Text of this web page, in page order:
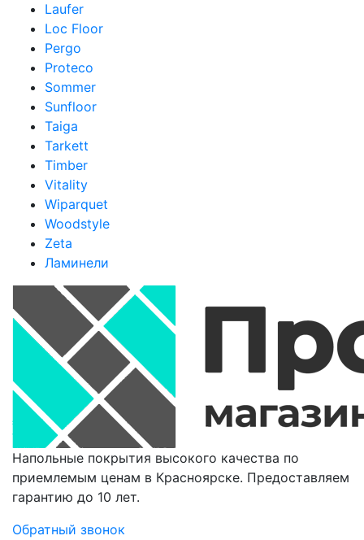
Laufer
Loc Floor
Pergo
Proteco
Sommer
Sunfloor
Taiga
Tarkett
Timber
Vitality
Wiparquet
Woodstyle
Zeta
Ламинели
Напольные покрытия высокого качества по
приемлемым ценам в Красноярске. Предоставляем
гарантию до 10 лет.
Обратный звонок